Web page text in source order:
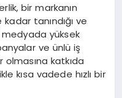
bir markanın
tanındığı ve
medyada yüksek
ve ünlü iş
olmasına katkıda
kısa vadede hızlı bir